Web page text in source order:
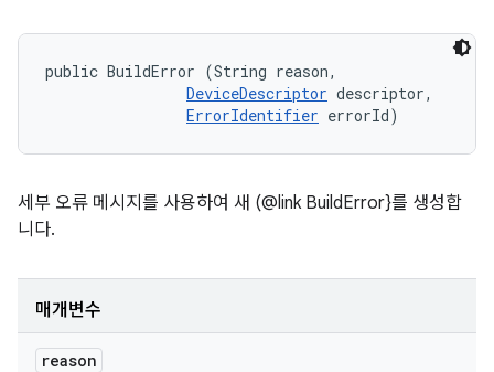
public BuildError (String reason,
DeviceDescriptor descriptor,
ErrorIdentifier errorId)
세부 오류 메시지를 사용하여 새 (@link BuildError}를 생성합
니다.
매개변수
reason